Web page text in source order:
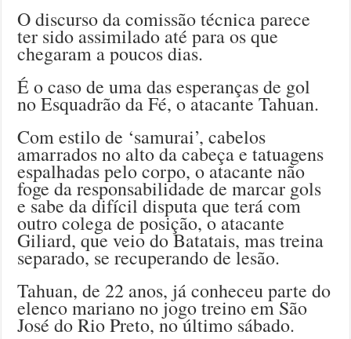
O discurso da comissão técnica parece
ter sido assimilado até para os que
chegaram a poucos dias.
É o caso de uma das esperanças de gol
no Esquadrão da Fé, o atacante Tahuan.
Com estilo de ‘samurai’, cabelos
amarrados no alto da cabeça e tatuagens
espalhadas pelo corpo, o atacante não
foge da responsabilidade de marcar gols
e sabe da difícil disputa que terá com
outro colega de posição, o atacante
Giliard, que veio do Batatais, mas treina
separado, se recuperando de lesão.
Tahuan, de 22 anos, já conheceu parte do
elenco mariano no jogo treino em São
José do Rio Preto, no último sábado.